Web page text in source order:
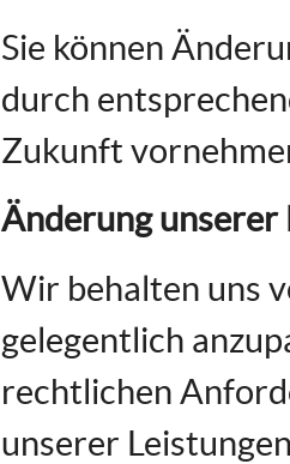
Sie können
durch
Zukunft
Änderung
Wir behalten uns
gelegentlich
rechtlichen
unserer